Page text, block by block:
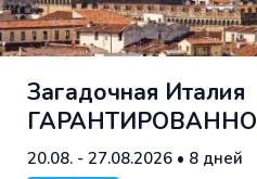
Загадочная Италия
ГАРАНТИРОВАННО
20.08. - 27.08.2026 • 8 дней